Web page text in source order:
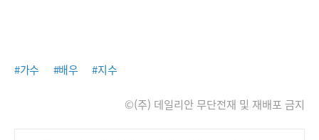
#가수 #배우 #지수
©(주) 데일리안 무단전재 및 재배포 금지